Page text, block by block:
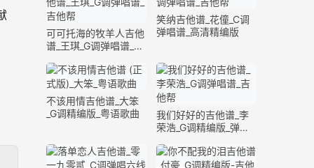
可可托海的牧羊人吉他
谱_王琪_G调弹唱谱_原
笑纳吉他谱_花僮_C调
弹唱谱_高清精编版
不该用情吉他谱_大笨
_G调精编版_粤语歌曲
我们好好的吉他谱_李
荣浩_G调精编版_弹唱